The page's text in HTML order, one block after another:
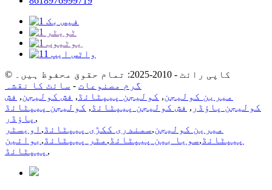
© کاپی رائٹ - 2010-2025: تمام حقوق محفوظ ہیں۔
گرم مصنوعات - سائٹ کا نقشہ
میرین کولیجن, کولیجن پیپٹائڈ , فش کولیجن, فش
کولیجن پاؤڈر , فش کولیجن پیپٹائڈ , کولیجن پیپٹائڈ
پاؤڈر ,
میرین کولیجن,سمندری ککڑی پیپٹائڈ , اویسٹر
پیپٹائڈ ,سویا بین پیپٹائڈ , مٹر پیپٹائڈ , بوائین
پیپٹائڈ ,